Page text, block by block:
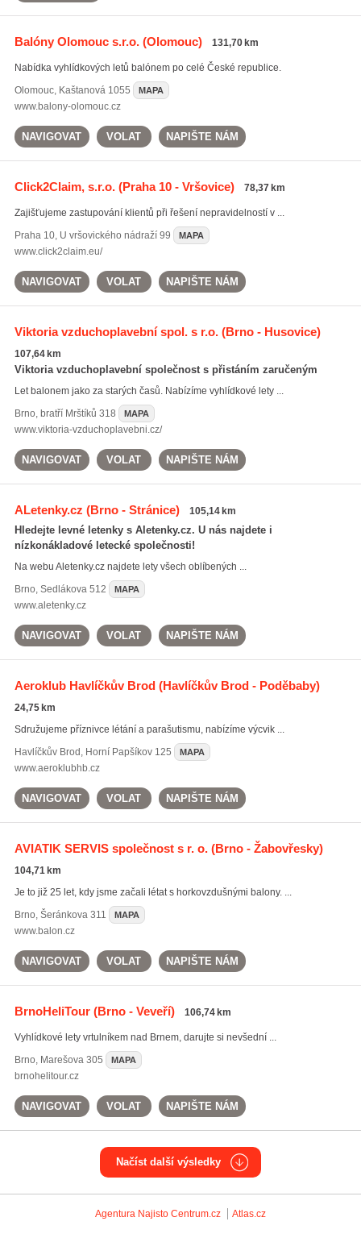
Balóny Olomouc s.r.o.(Olomouc) 131,70 km
Nabídka vyhlídkových letů balónem po celé České republice.
Olomouc, Kaštanová 1055 MAPA
www.balony-olomouc.cz
NAVIGOVAT VOLAT NAPIŠTE NÁM
Click2Claim, s.r.o.(Praha 10 - Vršovice) 78,37 km
Zajišťujeme zastupování klientů při řešení nepravidelností v ...
Praha 10, U vršovického nádraží 99 MAPA
www.click2claim.eu/
NAVIGOVAT VOLAT NAPIŠTE NÁM
Viktoria vzduchoplavební spol. s r.o.(Brno - Husovice)
107,64 km
Viktoria vzduchoplavební společnost s přistáním zaručeným
Let balonem jako za starých časů. Nabízíme vyhlídkové lety ...
Brno, bratří Mrštíků 318 MAPA
www.viktoria-vzduchoplavebni.cz/
NAVIGOVAT VOLAT NAPIŠTE NÁM
ALetenky.cz (Brno - Stránice) 105,14 km
Hledejte levné letenky s Aletenky.cz. U nás najdete i
nízkonákladové letecké společnosti!
Na webu Aletenky.cz najdete lety všech oblíbených ...
Brno, Sedlákova 512 MAPA
www.aletenky.cz
NAVIGOVAT VOLAT NAPIŠTE NÁM
Aeroklub Havlíčkův Brod(Havlíčkův Brod - Poděbaby)
24,75 km
Sdružujeme příznivce létání a parašutismu, nabízíme výcvik ...
Havlíčkův Brod , Horní Papšíkov 125 MAPA
www.aeroklubhb.cz
NAVIGOVAT VOLAT NAPIŠTE NÁM
AVIATIK SERVIS společnost s r. o.(Brno - Žabovřesky)
104,71 km
Je to již 25 let, kdy jsme začali létat s horkovzdušnými balony. ...
Brno, Šeránkova 311 MAPA
www.balon.cz
NAVIGOVAT VOLAT NAPIŠTE NÁM
BrnoHeliTour(Brno - Veveří) 106,74 km
Vyhlídkové lety vrtulníkem nad Brnem, darujte si nevšední ...
Brno, Marešova 305 MAPA
brnohelitour.cz
NAVIGOVAT VOLAT NAPIŠTE NÁM
Načíst další výsledky
Agentura Najisto Centrum.cz Atlas.cz